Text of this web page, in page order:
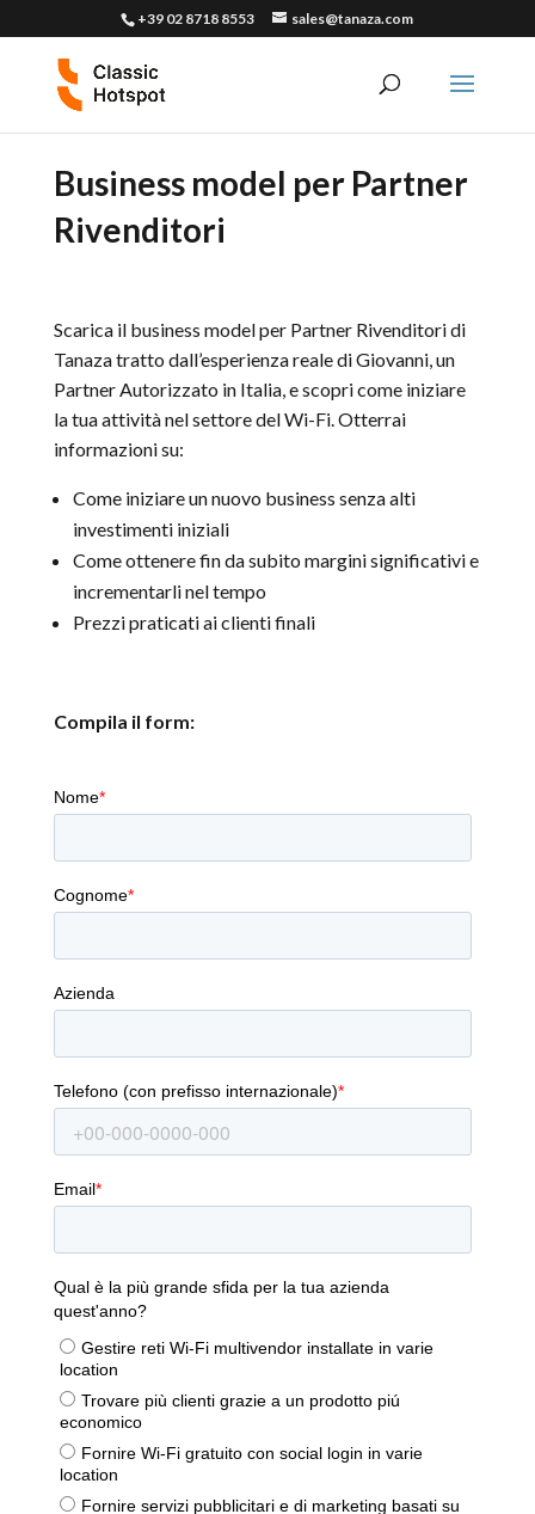
+39 02 8718 8553 sales@tanaza.com
Business model per Partner
Rivenditori
Scarica il business model per Partner Rivenditori di
Tanaza tratto dall’esperienza reale di Giovanni, un
Partner Autorizzato in Italia, e scopri come iniziare
la tua attività nel settore del Wi-Fi. Otterrai
informazioni su:
Come iniziare un nuovo business senza alti
investimenti iniziali
Come ottenere fin da subito margini significativi e
incrementarli nel tempo
Prezzi praticati ai clienti finali
Compila il form: